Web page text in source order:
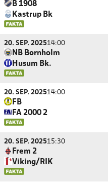
B 1908
Kastrup Bk
20. SEP. 202514:00
NB Bornholm
Husum Bk.
20. SEP. 202514:00
FB
FA 2000 2
20. SEP. 202515:30
Frem 2
Viking/RIK